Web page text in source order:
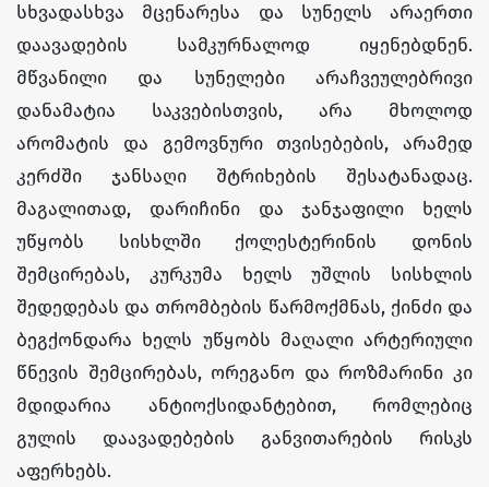
სხვადასხვა მცენარესა და სუნელს არაერთი
დაავადების სამკურნალოდ იყენებდნენ.
მწვანილი და სუნელები არაჩვეულებრივი
დანამატია საკვებისთვის, არა მხოლოდ
არომატის და გემოვნური თვისებების, არამედ
კერძში ჯანსაღი შტრიხების შესატანადაც.
მაგალითად, დარიჩინი და ჯანჯაფილი ხელს
უწყობს სისხლში ქოლესტერინის დონის
შემცირებას, კურკუმა ხელს უშლის სისხლის
შედედებას და თრომბების წარმოქმნას, ქინძი და
ბეგქონდარა ხელს უწყობს მაღალი არტერიული
წნევის შემცირებას, ორეგანო და როზმარინი კი
მდიდარია ანტიოქსიდანტებით, რომლებიც
გულის დაავადებების განვითარების რისკს
აფერხებს.